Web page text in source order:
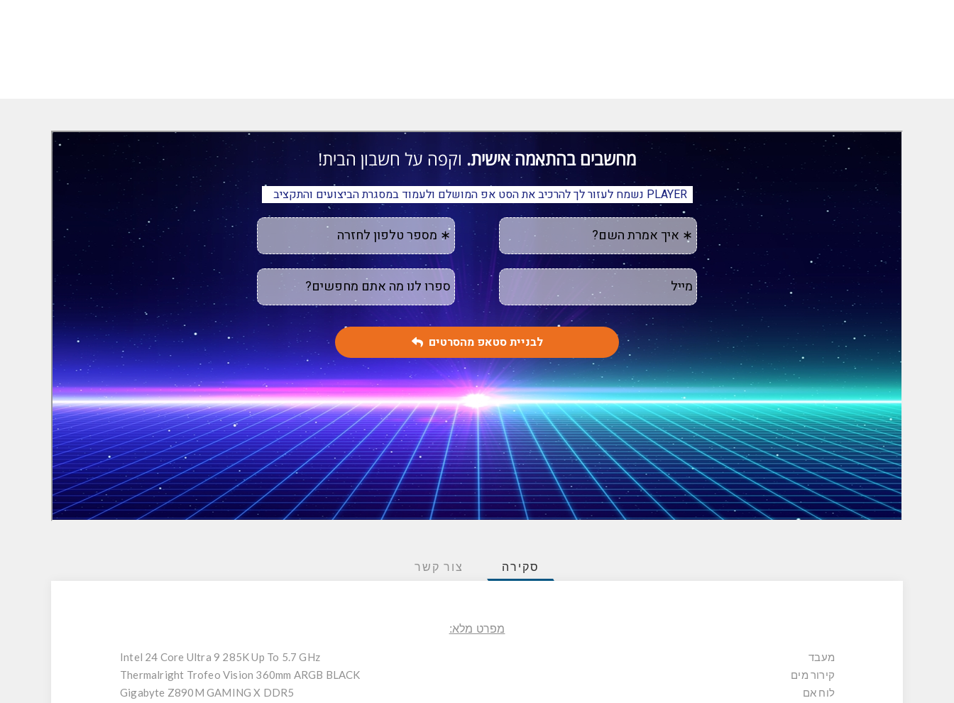
סקירה צור קשר
מפרט מלא:
מעבד Intel 24 Core Ultra 9 285KUp To 5.7 GHz
קירור מים
Thermalright Trofeo Vision 360mm ARGB BLACK
לוח אם
Gigabyte Z890M GAMING X DDR5